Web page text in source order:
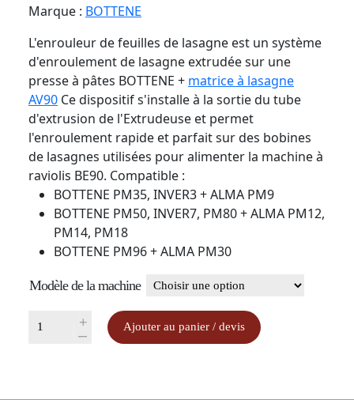
Marque : BOTTENE
L'enrouleur de feuilles de lasagne est un système
d'enroulement de lasagne extrudée sur une
presse à pâtes BOTTENE + matrice à lasagne
AV90 Ce dispositif s'installe à la sortie du tube
d'extrusion de l'Extrudeuse et permet
l'enroulement rapide et parfait sur des bobines
de lasagnes utilisées pour alimenter la machine à
raviolis BE90. Compatible :
BOTTENE PM35, INVER3 + ALMA PM9
BOTTENE PM50, INVER7, PM80 + ALMA PM12,
PM14, PM18
BOTTENE PM96 + ALMA PM30
Modèle de la machine
quantité
enrouleur
+
-
Ajouter au panier / devis